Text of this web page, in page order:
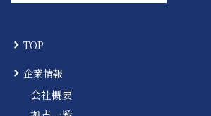
TOP
企業情報
会社概要